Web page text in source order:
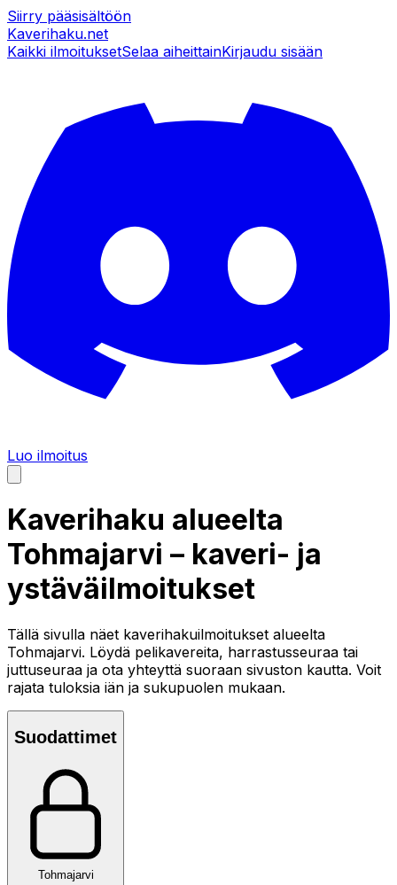
Siirry pääsisältöön
Kaverihaku.net
Kaikki ilmoituksetSelaa aiheittainKirjaudu sisään
Luo ilmoitus
Kaverihaku alueelta
Tohmajarvi – kaveri- ja
ystäväilmoitukset
Tällä sivulla näet kaverihakuilmoitukset alueelta
Tohmajarvi. Löydä pelikavereita, harrastusseuraa tai
juttuseuraa ja ota yhteyttä suoraan sivuston kautta. Voit
rajata tuloksia iän ja sukupuolen mukaan.
Suodattimet
Tohmajarvi